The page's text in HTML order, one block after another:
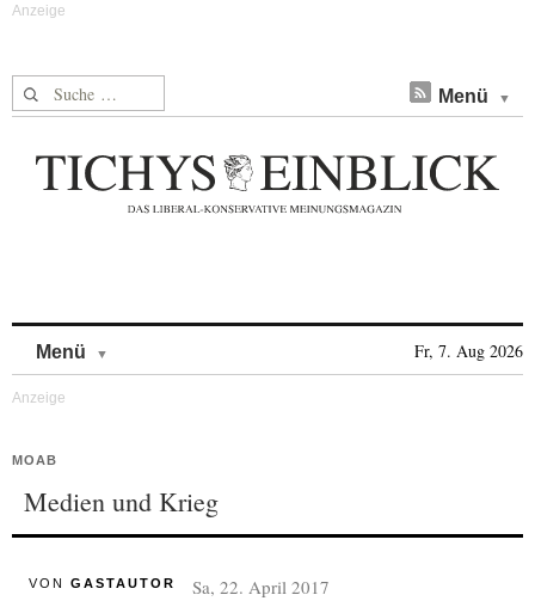
Suche nach: Menü
Menü Fr, 7. Aug 2026
MOAB
Medien und Krieg
VON GASTAUTOR Sa, 22. April 2017